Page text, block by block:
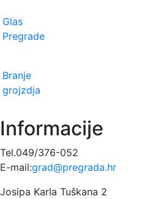
Glas
Pregrade
Branje
grojzdja
Informacije
Tel.049/376-052
E-mail:grad@pregrada.hr
Josipa Karla Tuškana 2